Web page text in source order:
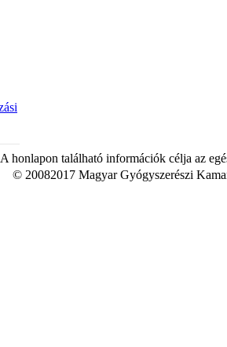
A honlapon található információk célja az
© 20082017 Magyar Gyógyszerészi